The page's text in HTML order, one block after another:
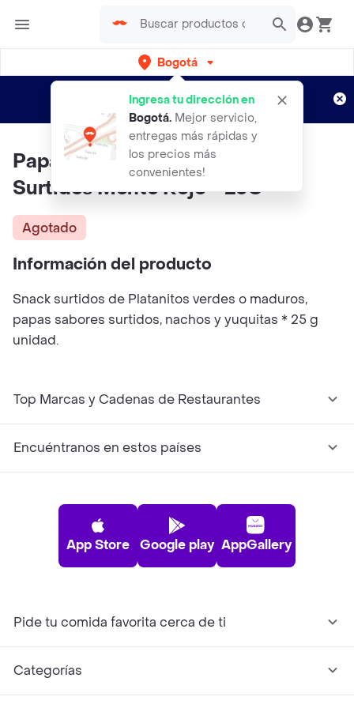
Bogotá
Ingresa tu dirección en
Bogotá. Mejor servicio,
entregas más rápidas y
los precios más
convenientes!
envíos gratis por semanas
Aplican TyC
Papas Platano Nachos Y Yucas
Surtidos Monte Rojo * 25G
Agotado
Información del producto
Snack surtidos de Platanitos verdes o maduros,
papas sabores surtidos, nachos y yuquitas * 25 g
unidad.
Top Marcas y Cadenas de Restaurantes
Encuéntranos en estos países
App Store Google play AppGallery
Pide tu comida favorita cerca de ti
Categorías